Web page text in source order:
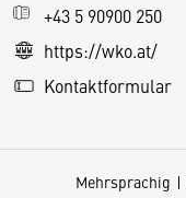
+43 5 90900 250
https://wko.at/
Kontaktformular
Mehrsprachig
e
S
e